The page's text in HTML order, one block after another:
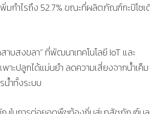
มกำไรถึง 52.7% ขณะที่ผลิตภัณฑ์กะปิโซเ
าบสงขลา” ที่พัฒนาเทคโนโลยี IoT และ
าะปลูกได้แม่นยำ ลดความเสี่ยงจากน้ำเค็ม
น้ำทั้งระบบ